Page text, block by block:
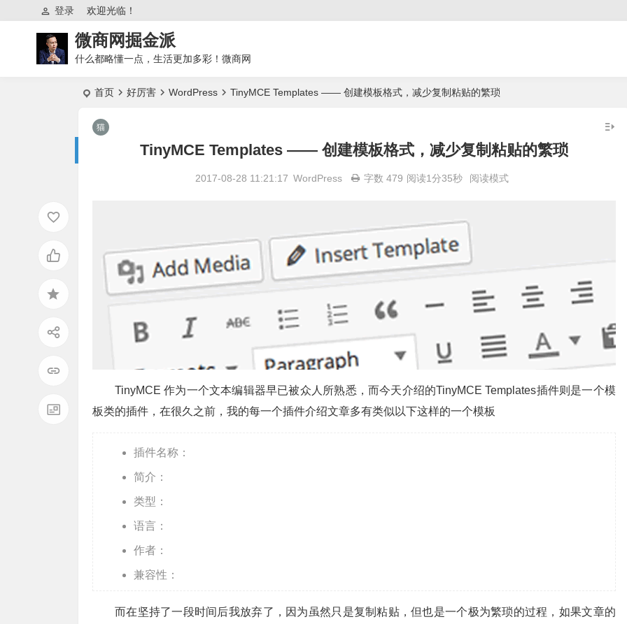
欢迎光临！
登录
微商网掘金派
什么都略懂一点，生活更加多彩！微商网
首页 好厉害 WordPress TinyMCE Templates —— 创建模板格式，减少复制粘贴的繁琐
TinyMCE Templates —— 创建模板格式，减少复制粘贴的繁琐
2017-08-28 11:21:17 WordPress 字数 479 阅读1分35秒 阅读模式
TinyMCE 作为一个文本编辑器早已被众人所熟悉，而今天介绍的TinyMCE Templates插件则是一个模
板类的插件，在很久之前，我的每一个插件介绍文章多有类似以下这样的一个模板
插件名称：
简介：
类型：
语言：
作者：
兼容性：
而在坚持了一段时间后我放弃了，因为虽然只是复制粘贴，但也是一个极为繁琐的过程，如果文章的